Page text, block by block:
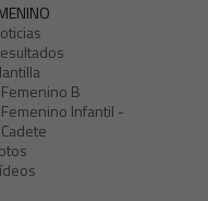
Femenino B
Femenino Infantil -
Cadete